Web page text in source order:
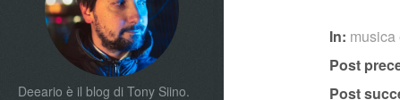
Deeario è il blog di Tony Siino.
In: musica
Post
Post